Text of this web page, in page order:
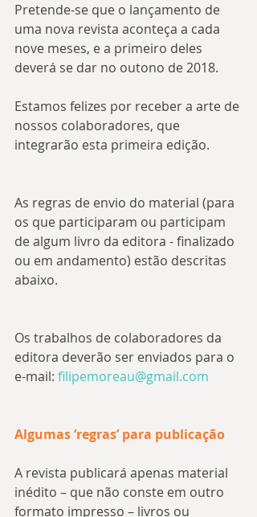
Pretende-se que o lançamento de
uma nova revista aconteça a cada
nove meses, e a primeiro deles
deverá se dar no outono de 2018.
Estamos felizes por receber a arte de
nossos colaboradores, que
integrarão esta primeira edição.
As regras de envio do material (para
os que participaram ou participam
de algum livro da editora - finalizado
ou em andamento) estão descritas
abaixo.
Os trabalhos de colaboradores da
editora deverão ser enviados para o
e-mail: filipemoreau@gmail.com
Algumas ‘regras’ para publicação
A revista publicará apenas material
inédito – que não conste em outro
formato impresso – livros ou